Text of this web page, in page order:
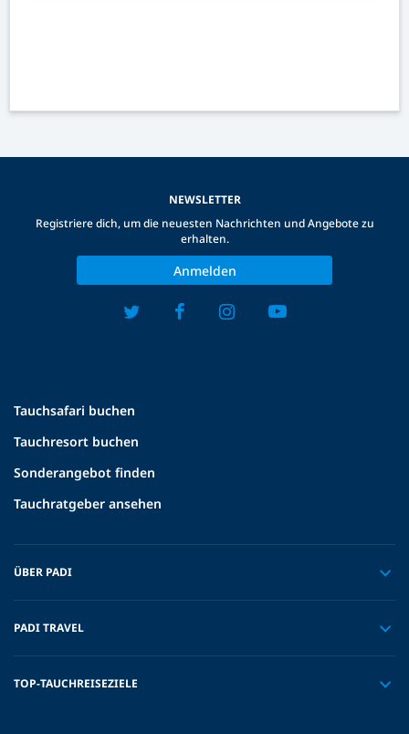
Tauchsafari buchen
Tauchresort buchen
Sonderangebot finden
Tauchratgeber ansehen
ÜBER PADI
PADI TRAVEL
TOP-TAUCHREISEZIELE
NEWSLETTER
Registriere dich, um die neuesten Nachrichten und Angebote zu
erhalten.
Anmelden